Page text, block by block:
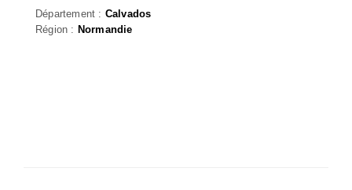
Département : Calvados
Région : Normandie